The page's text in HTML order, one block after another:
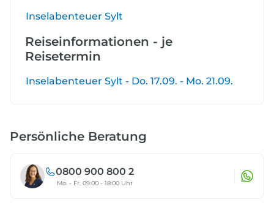
Inselabenteuer Sylt
Reiseinformationen - je
Reisetermin
Inselabenteuer Sylt - Do. 17.09. - Mo. 21.09.
Persönliche Beratung
0800 900 800 2
Mo. - Fr. 09:00 - 18:00 Uhr